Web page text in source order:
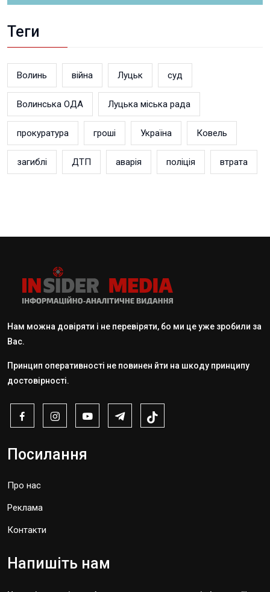
Теги
Волинь війна Луцьк суд
Волинська ОДА Луцька міська рада
прокуратура гроші Україна Ковель
загиблі ДТП аварія поліція втрата
Нам можна довіряти і не перевіряти, бо ми це уже зробили за
Вас.
Принцип оперативності не повинен йти на шкоду принципу
достовірності.
Посилання
Про нас
Реклама
Контакти
Напишіть нам